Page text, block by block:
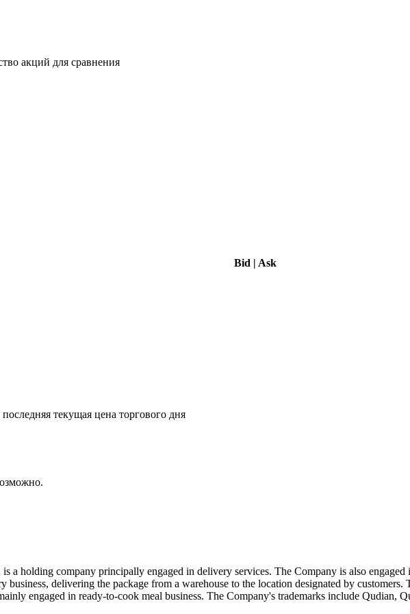
акций для сравнения
Bid | Ask
текущая цена торгового дня
a holding company principally engaged in delivery services. The Company is also engaged
business, delivering the package from a warehouse to the location designated by
engaged in ready-to-cook meal business. The Company's trademarks include Qudian,